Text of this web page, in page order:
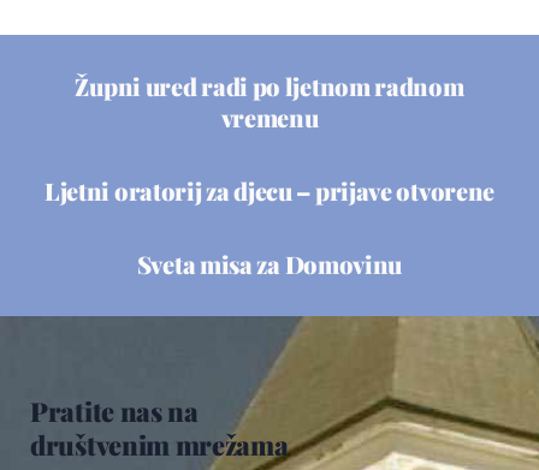
Župni ured radi po ljetnom radnom
vremenu
Ljetni oratorij za djecu – prijave otvorene
Sveta misa za Domovinu
Pratite nas na
društvenim mrežama